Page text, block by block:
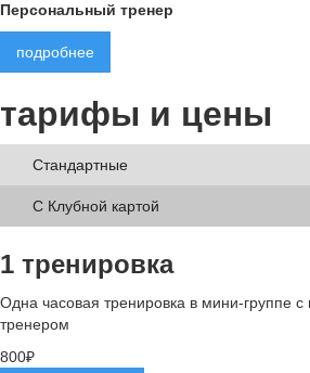
Персональный тренер
подробнее
тарифы и цены
Стандартные
С Клубной картой
1 тренировка
Одна часовая тренировка в мини-группе
тренером
800₽